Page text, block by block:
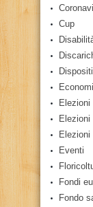
Cup
Elezioni
Elezioni
Elezioni
Eventi
Fondi
Fondo